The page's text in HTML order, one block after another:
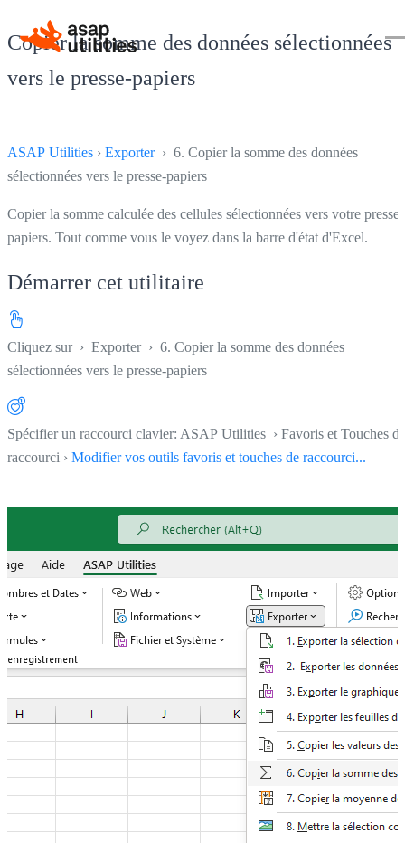
Copier la somme des données sélectionnées
vers le presse-papiers
ASAP Utilities › Exporter› 6. Copier la somme des données
sélectionnées vers le presse-papiers
Copier la somme calculée des cellules sélectionnées vers votre presse-
papiers. Tout comme vous le voyez dans la barre d'état d'Excel.
Démarrer cet utilitaire
Cliquez sur › Exporter› 6. Copier la somme des données
sélectionnées vers le presse-papiers
Spécifier un raccourci clavier: ASAP Utilities › Favoris et Touches de
raccourci › Modifier vos outils favoris et touches de raccourci...